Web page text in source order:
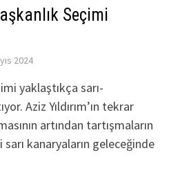
Seçimi
2024
yaklaştıkça sarı-
Aziz Yıldırım’ın tekrar
artından tartışmaların
kanaryaların geleceğinde